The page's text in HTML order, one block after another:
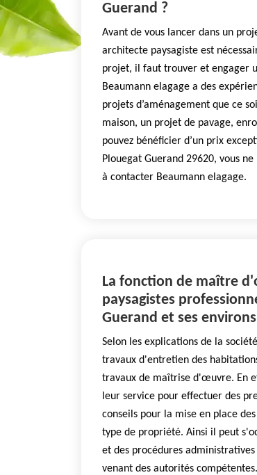
Guerand ?
Avant de vous lancer dans un
architecte paysagiste est
projet, il faut trouver et engager
Beaumann elagage a des
projets d’aménagement que ce
maison, un projet de pavage,
pouvez bénéficier d’un prix
Plouegat Guerand 29620, vous
à contacter Beaumann elagage.
La fonction de maître
paysagistes
Guerand et ses environs
Selon les explications de la
travaux d'entretien des
travaux de maîtrise d'œuvre. En
leur service pour effectuer des
conseils pour la mise en place
type de propriété. Ainsi il peut
et des procédures
venant des autorités compétentes.